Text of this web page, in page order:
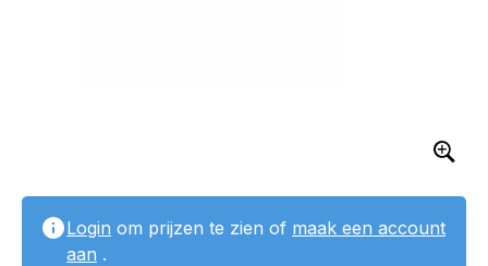
Login om prijzen te zien of maak een account
aan .